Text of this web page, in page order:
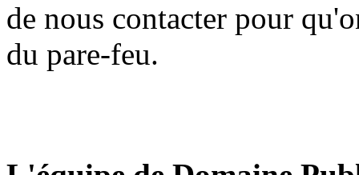
de nous contacter pour
du pare-feu.